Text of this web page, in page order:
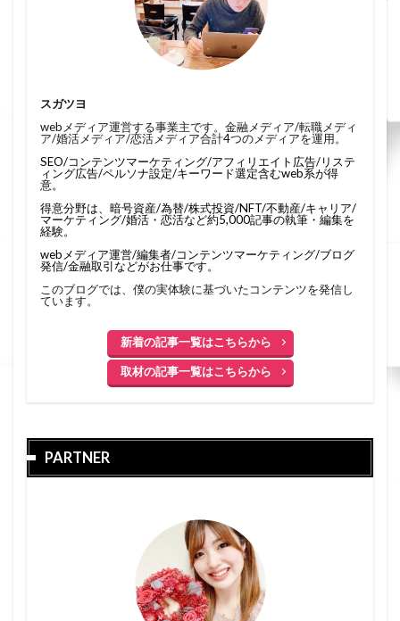
スガツヨ
webメディア運営する事業主です。金融メディア/転職メディ
ア/婚活メディア/恋活メディア合計4つのメディアを運用。
SEO/コンテンツマーケティング/アフィリエイト広告/リステ
ィング広告/ペルソナ設定/キーワード選定含むweb系が得
意。
得意分野は、暗号資産/為替/株式投資/NFT/不動産/キャリア/
マーケティング/婚活・恋活など約5,000記事の執筆・編集を
経験。
webメディア運営/編集者/コンテンツマーケティング/ブログ
発信/金融取引などがお仕事です。
このブログでは、僕の実体験に基づいたコンテンツを発信し
ています。
新着の記事一覧はこちらから
取材の記事一覧はこちらから
PARTNER